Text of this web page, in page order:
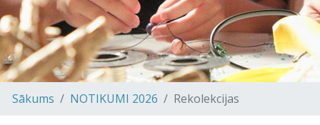
Sākums NOTIKUMI 2026 Rekolekcijas